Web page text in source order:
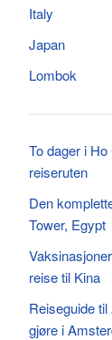
Italy
Japan
Lombok
To dager i
reiseruten
Den
Tower, Egypt
reise til Kina
Reiseguide
gjøre i